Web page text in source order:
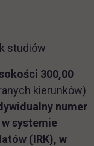
studiów
300,00
kierunków)
numer
systemie
(IRK), w